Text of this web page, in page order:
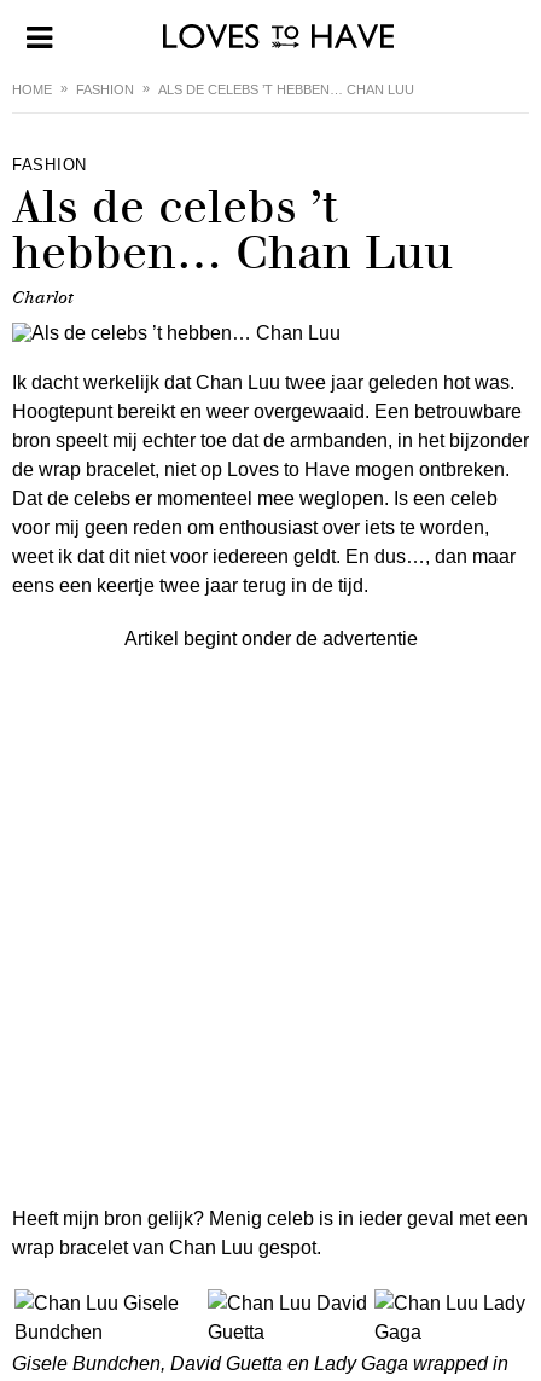
HOME FASHION ALS DE CELEBS ’T HEBBEN… CHAN LUU
FASHION
Als de celebs ’t
hebben… Chan Luu
Charlot
Ik dacht werkelijk dat Chan Luu twee jaar geleden hot was.
Hoogtepunt bereikt en weer overgewaaid. Een betrouwbare
bron speelt mij echter toe dat de armbanden, in het bijzonder
de wrap bracelet, niet op Loves to Have mogen ontbreken.
Dat de celebs er momenteel mee weglopen. Is een celeb
voor mij geen reden om enthousiast over iets te worden,
weet ik dat dit niet voor iedereen geldt. En dus…, dan maar
eens een keertje twee jaar terug in de tijd.
Artikel begint onder de advertentie
Heeft mijn bron gelijk? Menig celeb is in ieder geval met een
wrap bracelet van Chan Luu gespot.
Gisele Bundchen, David Guetta en Lady Gaga wrapped in